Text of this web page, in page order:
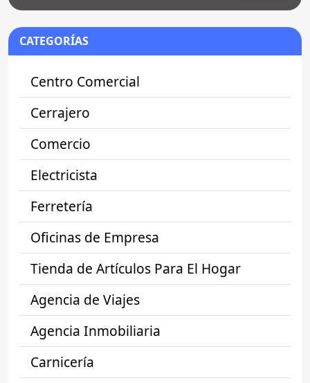
CATEGORÍAS
Centro Comercial
Cerrajero
Comercio
Electricista
Ferretería
Oficinas de Empresa
Tienda de Artículos Para El Hogar
Agencia de Viajes
Agencia Inmobiliaria
Carnicería